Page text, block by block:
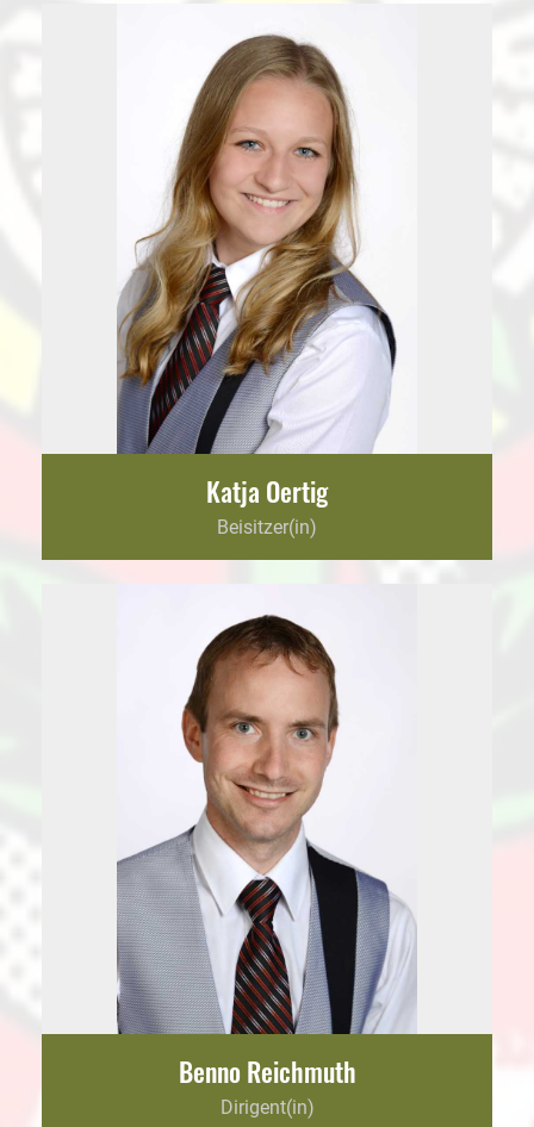
Katja Oertig
Beisitzer(in)
Benno Reichmuth
Dirigent(in)